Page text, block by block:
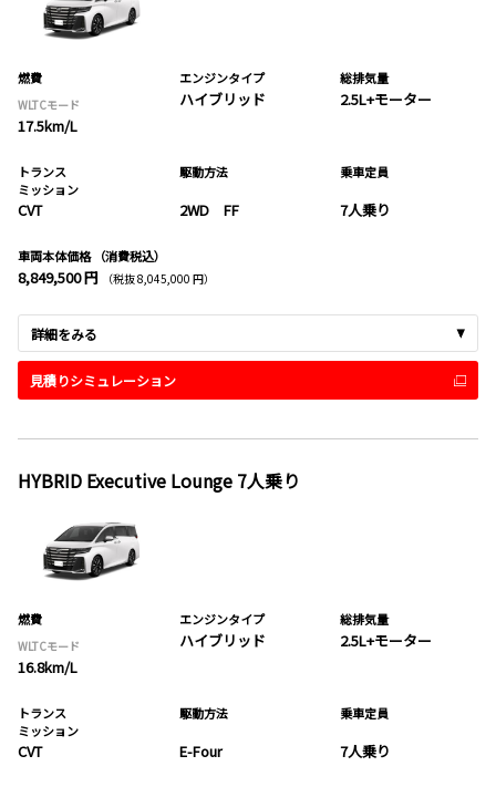
燃費
WLTCモード
17.5km/L
エンジンタイプ
ハイブリッド
総排気量
2.5L+モーター
トランス
ミッション
CVT
駆動方法
2WD FF
乗車定員
7人乗り
車両本体価格 （消費税込）
8,849,500 円 （税抜 8,045,000 円）
詳細をみる
見積りシミュレーション
HYBRID Executive Lounge 7人乗り
燃費
WLTCモード
16.8km/L
エンジンタイプ
ハイブリッド
総排気量
2.5L+モーター
トランス
ミッション
CVT
駆動方法
E-Four
乗車定員
7人乗り